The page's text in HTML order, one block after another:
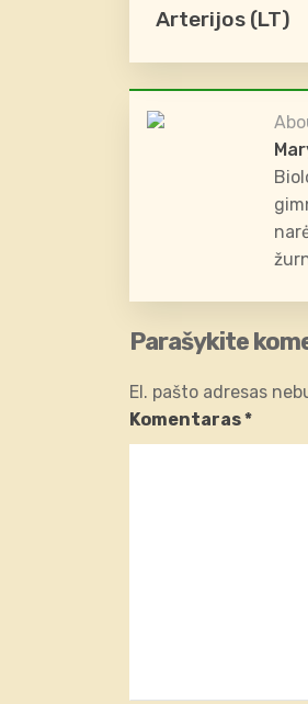
Arterijos (LT)
Parašykite
El. pašto adresas
Komentaras*